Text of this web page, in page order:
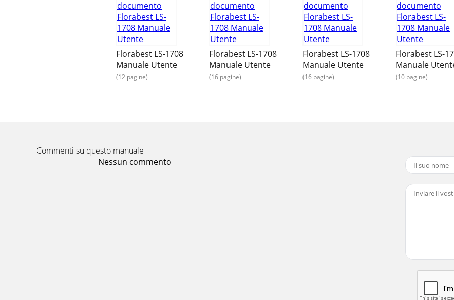
Florabest LS-1708
Manuale Utente
(12 pagine)
Florabest LS-1708
Manuale Utente
(16 pagine)
Florabest LS-1708
Manuale Utente
(16 pagine)
Florabest LS-
Manuale
(10 pagine)
Commenti su questo manuale
Nessun commento